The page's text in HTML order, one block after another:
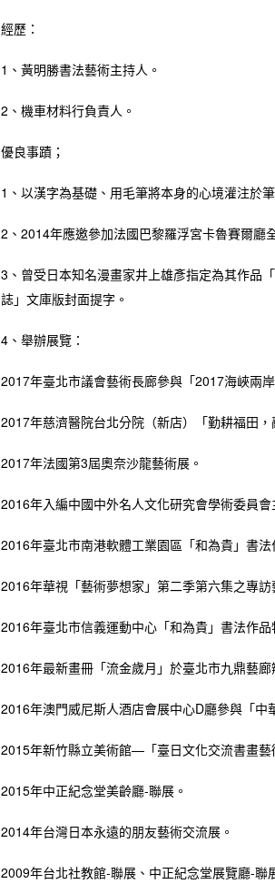
經歷：
1、黃明勝書法藝術主持人。
2、機車材料行負責人。
優良事蹟；
1、以漢字為基礎、用毛筆將本身的心境灌注於
2、2014年應邀參加法國巴黎羅浮宮卡魯賽爾廳
3、曾受日本知名漫畫家井上雄彥指定為其作品
誌」文庫版封面提字。
4、舉辦展覽：
2017年臺北市議會藝術長廊參與「2017海峽兩
2017年慈濟醫院台北分院（新店）「勤耕福田
2017年法國第3屆奧奈沙龍藝術展。
2016年入編中國中外名人文化研究會學術委員
2016年臺北市南港軟體工業園區「和為貴」書
2016年華視「藝術夢想家」第二季第六集之專訪
2016年臺北市信義運動中心「和為貴」書法作品
2016年最新畫冊「流金歲月」於臺北市九鼎藝廊
2016年澳門威尼斯人酒店會展中心D廳參與「中
2015年新竹縣立美術館—「臺日文化交流書畫藝
2015年中正紀念堂美齡廳-聯展。
2014年台灣日本永遠的朋友藝術交流展。
2009年台北社教館-聯展、中正紀念堂展覽廳-聯